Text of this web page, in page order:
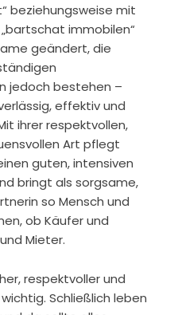
beziehungsweise mit
immobilen“
geändert, die
jedoch bestehen –
effektiv und
ihrer respektvollen,
Art pflegt
guten, intensiven
bringt als sorgsame,
so Mensch und
ob Käufer und
Mieter.
respektvoller und
Schließlich leben